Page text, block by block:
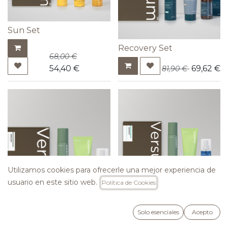
Sun Set
68,00€
54,40 €
Recovery Set
81,90€ 69,62 €
Utilizamos cookies para ofrecerle una mejor experiencia de
usuario en este sitio web.
Política de Cookies
Solo esenciales Acepto